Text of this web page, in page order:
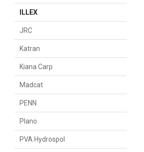
ILLEX
JRC
Katran
Kiana Carp
Madcat
PENN
Plano
PVA Hydrospol